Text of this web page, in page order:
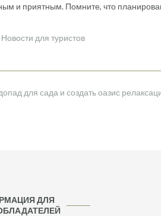
и приятным. Помните, что
Новости для туристов
для сада и создать оазис
ДЛЯ